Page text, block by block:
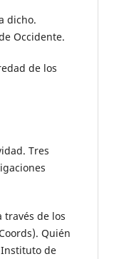
dicho.
Occidente.
de los
Tres
través de los
Quién
de